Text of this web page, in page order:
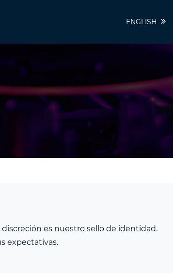
ENGLISH
es nuestro sello de identidad.
expectativas.